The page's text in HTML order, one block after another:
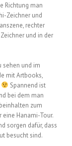
Richtung man
Zeichner und
rechter
und in der
sehen und im
mit Artbooks,
Spannend ist
bei dem man
zum
eine Hanami-Tour.
sorgen dafür, dass
besucht sind.